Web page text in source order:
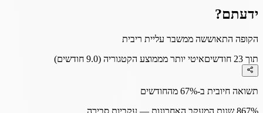
ידעתם?
הקופה התאוששה ממשבר עליית ריבית
תוך 23 חודשים
איטי יותר מממוצע הקטגוריה (9.0 חודשים)
תשואה חיובית ב-67% מהחודשים